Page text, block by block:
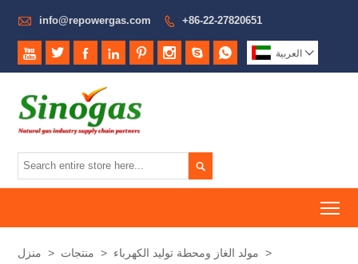
 info@repowergas.com  +86-22-27820651
        العربية 

منزل > منتجات > مولد الغاز ومحطة توليد الكهرباء >